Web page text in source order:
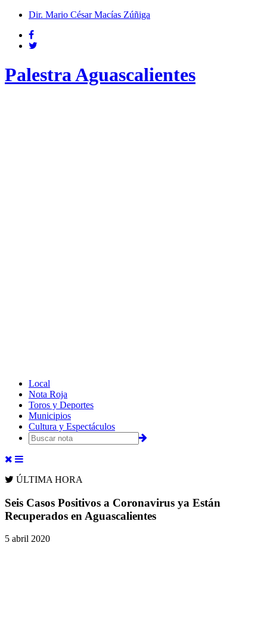
Dir. Mario César Macías Zúñiga
Palestra Aguascalientes
Local
Nota Roja
Toros y Deportes
Municipios
Cultura y Espectáculos
ÚLTIMA HORA
Seis Casos Positivos a Coronavirus ya Están
Recuperados en Aguascalientes
5 abril 2020